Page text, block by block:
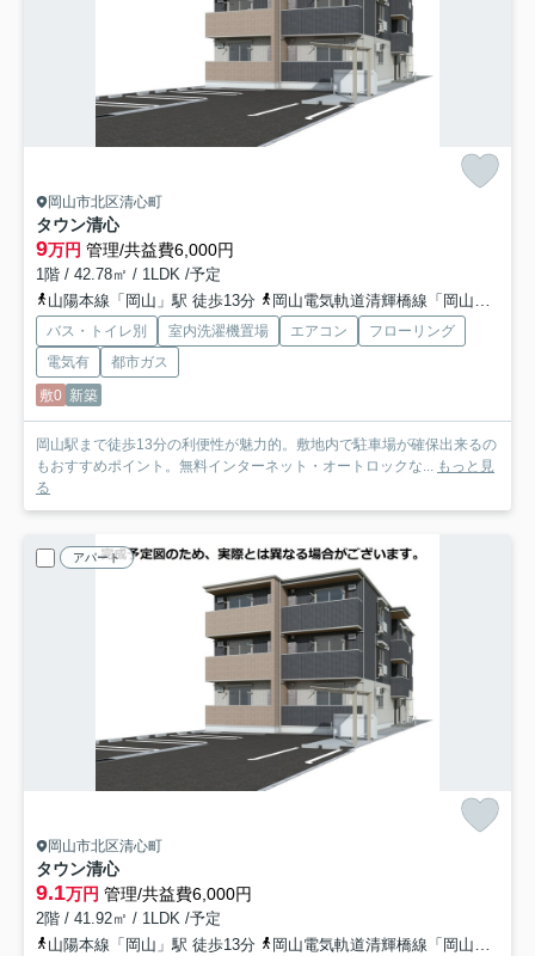
岡山市北区清心町
タウン清心
9万円 管理/共益費6,000円
1階 / 42.78㎡ / 1LDK /予定
山陽本線「岡山」駅 徒歩13分
岡山電気軌道清輝橋線「岡山駅前」駅 徒歩15分
バス・トイレ別 室内洗濯機置場 エアコン
フローリング
電気有
都市ガス
敷0 新築
岡山駅まで徒歩13分の利便性が魅力的。敷地内で駐車場が確保出来るの
もおすすめポイント。無料インターネット・オートロックな... もっと見
る
アパート
岡山市北区清心町
タウン清心
9.1万円 管理/共益費6,000円
2階 / 41.92㎡ / 1LDK /予定
山陽本線「岡山」駅 徒歩13分
岡山電気軌道清輝橋線「岡山駅前」駅 徒歩15分